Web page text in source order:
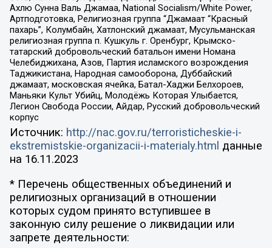
Ахлю Сунна Валь Джамаа, National Socialism/White Power,
Артподготовка, Религиозная группа “Джамаат “Красный
пахарь”, Колумбайн, Хатлонский джамаат, Мусульманская
религиозная группа п. Кушкуль г. Оренбург, Крымско-
татарский добровольческий батальон имени Номана
Челебиджихана, Азов, Партия исламского возрождения
Таджикистана, Народная самооборона, Дуббайский
джамаат, московская ячейка, Батал-Хаджи Белхороев,
Маньяки Культ Убийц, Молодёжь Которая Улыбается,
Легион Свобода России, Айдар, Русский добровольческий
корпус
Источник: http://nac.gov.ru/terroristicheskie-i-
ekstremistskie-organizacii-i-materialy.html данные
на 16.11.2023
* Перечень общественных объединений и
религиозных организаций в отношении
которых судом принято вступившее в
законную силу решение о ликвидации или
запрете деятельности: